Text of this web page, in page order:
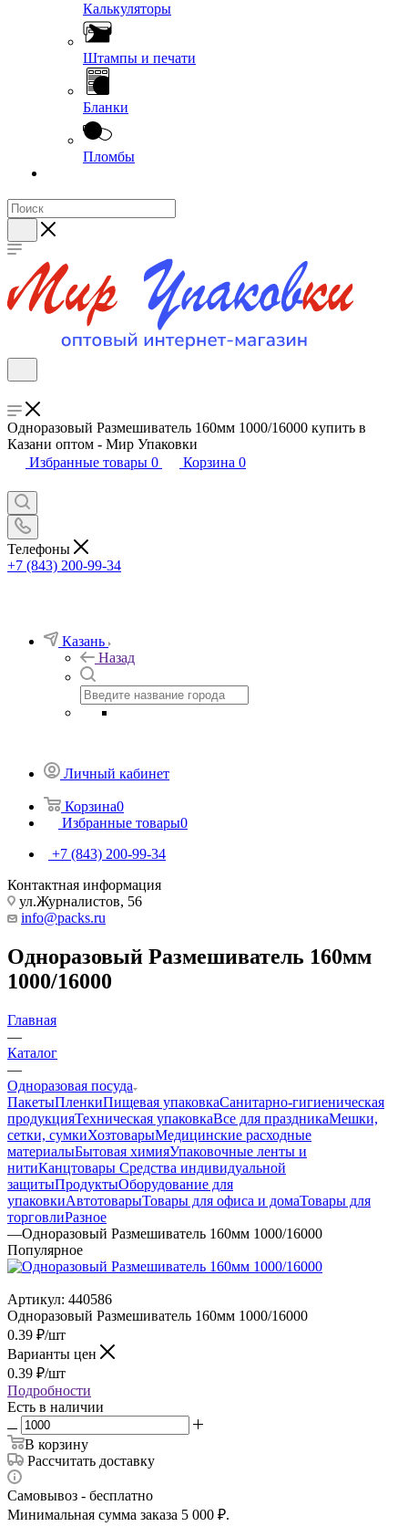
Калькуляторы
Штампы и печати
Бланки
Пломбы
Одноразовый Размешиватель 160мм 1000/16000 купить в
Казани оптом - Мир Упаковки
Избранные товары 0 Корзина 0
Телефоны
+7 (843) 200-99-34
Казань
Назад
Личный кабинет
Корзина0
Избранные товары0
+7 (843) 200-99-34
Контактная информация
ул.Журналистов, 56
info@packs.ru
Одноразовый Размешиватель 160мм
1000/16000
Главная
—
Каталог
—
Одноразовая посуда
ПакетыПленкиПищевая упаковкаСанитарно-гигиеническая
продукцияТехническая упаковкаВсе для праздникаМешки,
сетки, сумкиХозтоварыМедицинские расходные
материалыБытовая химияУпаковочные ленты и
нитиКанцтовары Средства индивидуальной
защитыПродуктыОборудование для
упаковкиАвтотоварыТовары для офиса и домаТовары для
торговлиРазное
—Одноразовый Размешиватель 160мм 1000/16000
Популярное
Артикул: 440586
Одноразовый Размешиватель 160мм 1000/16000
0.39 ₽/шт
Варианты цен
0.39 ₽/шт
Подробности
Есть в наличии
В корзину
Рассчитать доставку
Самовывоз - бесплатно
Минимальная сумма заказа 5 000 ₽.